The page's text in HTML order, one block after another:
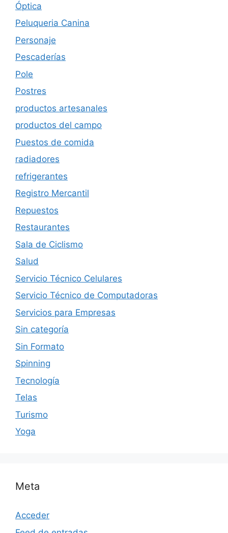
Óptica
Peluqueria Canina
Personaje
Pescaderías
Pole
Postres
productos artesanales
productos del campo
Puestos de comida
radiadores
refrigerantes
Registro Mercantil
Repuestos
Restaurantes
Sala de Ciclismo
Salud
Servicio Técnico Celulares
Servicio Técnico de Computadoras
Servicios para Empresas
Sin categoría
Sin Formato
Spinning
Tecnología
Telas
Turismo
Yoga
Meta
Acceder